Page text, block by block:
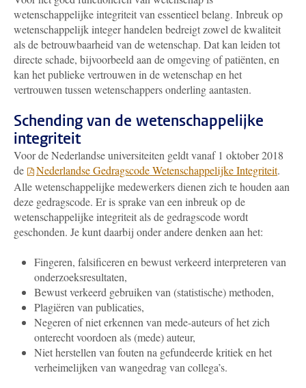
wetenschappelijke integriteit van essentieel belang. Inbreuk op
wetenschappelijk integer handelen bedreigt zowel de kwaliteit
als de betrouwbaarheid van de wetenschap. Dat kan leiden tot
directe schade, bijvoorbeeld aan de omgeving of patiënten, en
kan het publieke vertrouwen in de wetenschap en het
vertrouwen tussen wetenschappers onderling aantasten.
Schending van de wetenschappelijke
integriteit
Voor de Nederlandse universiteiten geldt vanaf 1 oktober 2018
de
Nederlandse Gedragscode Wetenschappelijke Integriteit.
Alle wetenschappelijke medewerkers dienen zich te houden aan
deze gedragscode. Er is sprake van een inbreuk op de
wetenschappelijke integriteit als de gedragscode wordt
geschonden. Je kunt daarbij onder andere denken aan het:
Fingeren, falsificeren en bewust verkeerd interpreteren van
onderzoeksresultaten,
Bewust verkeerd gebruiken van (statistische) methoden,
Plagiëren van publicaties,
Negeren of niet erkennen van mede-auteurs of het zich
onterecht voordoen als (mede) auteur,
Niet herstellen van fouten na gefundeerde kritiek en het
verheimelijken van wangedrag van collega’s.